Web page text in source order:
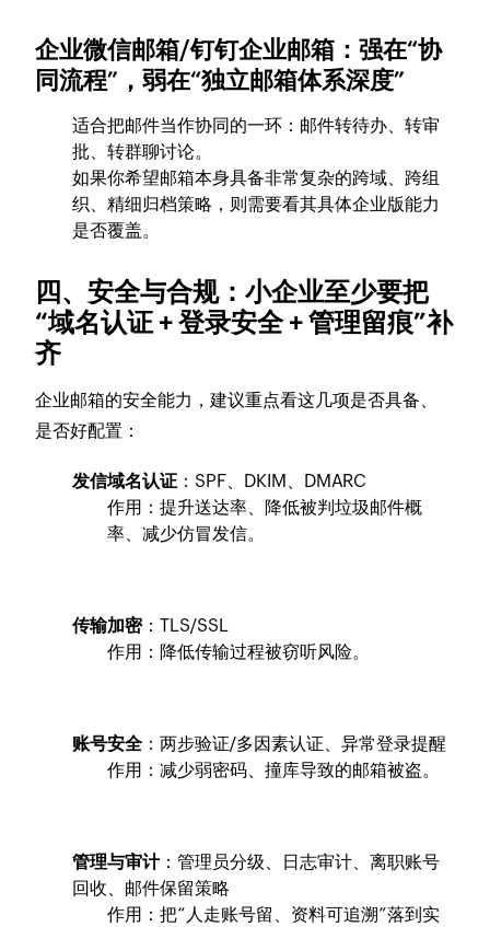
企业微信邮箱/钉钉企业邮箱：强在“协
同流程”，弱在“独立邮箱体系深度”
适合把邮件当作协同的一环：邮件转待办、转审
批、转群聊讨论。
如果你希望邮箱本身具备非常复杂的跨域、跨组
织、精细归档策略，则需要看其具体企业版能力
是否覆盖。
四、安全与合规：小企业至少要把
“域名认证 + 登录安全 + 管理留痕”补
齐
企业邮箱的安全能力，建议重点看这几项是否具备、
是否好配置：
发信域名认证 ：SPF、DKIM、DMARC
作用：提升送达率、降低被判垃圾邮件概
率、减少仿冒发信。
传输加密：TLS/SSL
作用：降低传输过程被窃听风险。
账号安全 ：两步验证/多因素认证、异常登录提醒
作用：减少弱密码、撞库导致的邮箱被盗。
管理与审计：管理员分级、日志审计、离职账号
回收、邮件保留策略
作用：把“人走账号留、资料可追溯”落到实